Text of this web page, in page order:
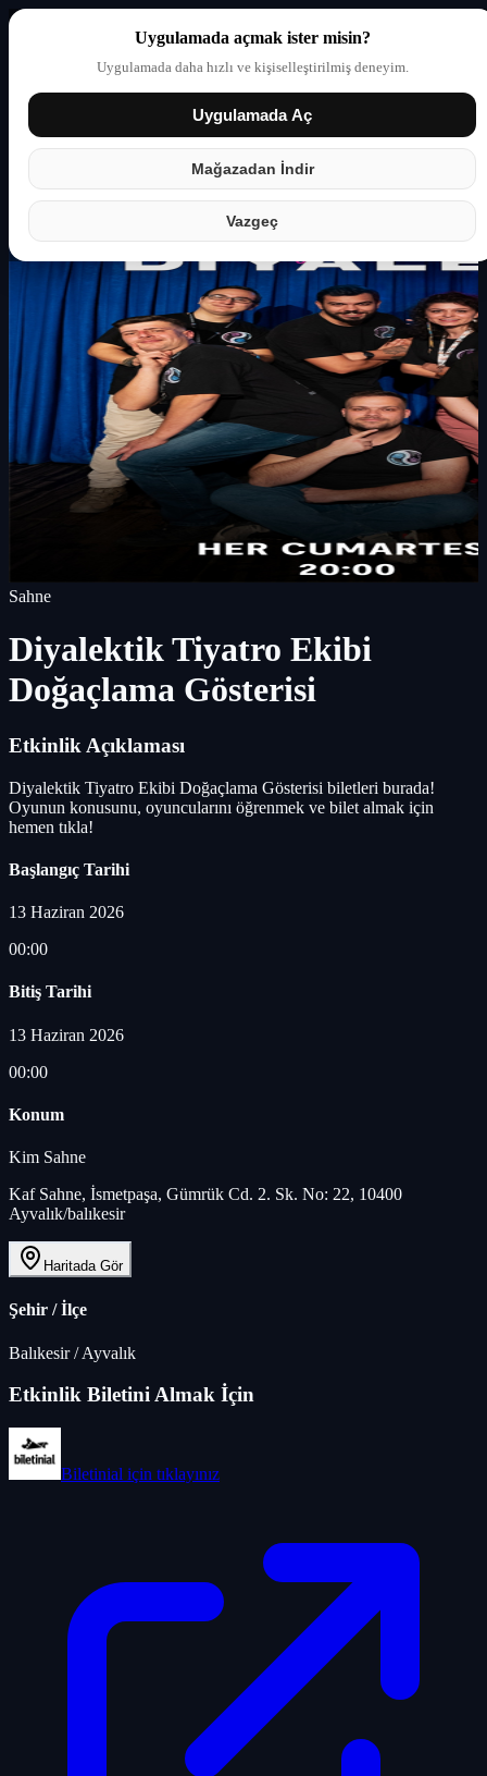
Uygulamada açmak ister misin?
Uygulamada daha hızlı ve kişiselleştirilmiş deneyim.
Uygulamada Aç
Mağazadan İndir
Vazgeç
Giriş yap Partner
Sahne
Diyalektik Tiyatro Ekibi
Doğaçlama Gösterisi
Etkinlik Açıklaması
Diyalektik Tiyatro Ekibi Doğaçlama Gösterisi biletleri burada!
Oyunun konusunu, oyuncularını öğrenmek ve bilet almak için
hemen tıkla!
Başlangıç Tarihi
13 Haziran 2026
00:00
Bitiş Tarihi
13 Haziran 2026
00:00
Konum
Kim Sahne
Kaf Sahne, İsmetpaşa, Gümrük Cd. 2. Sk. No: 22, 10400
Ayvalık/balıkesir
Haritada Gör
Şehir / İlçe
Balıkesir/Ayvalık
Etkinlik Biletini Almak İçin
Biletinial için tıklayınız